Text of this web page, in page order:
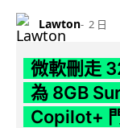
Lawton 2 日
微軟刪走
為 8GB
Copilot+